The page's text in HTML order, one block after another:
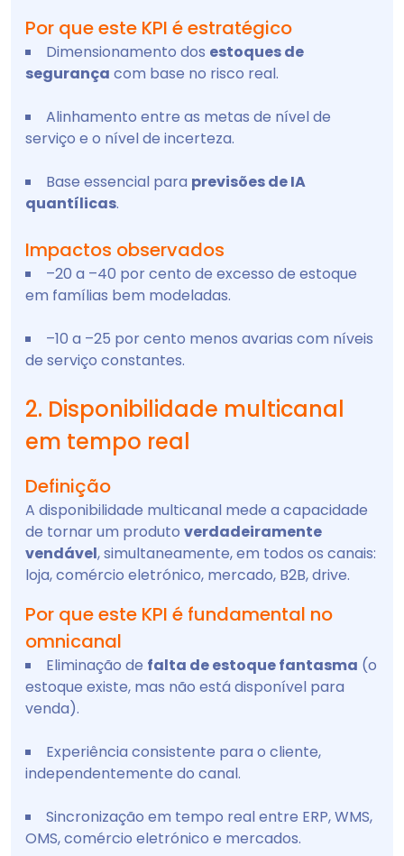
Por que este KPI é estratégico
Dimensionamento dos estoques de
segurança com base no risco real.
Alinhamento entre as metas de nível de
serviço e o nível de incerteza.
Base essencial para previsões de IA
quantílicas.
Impactos observados
–20 a –40 por cento de excesso de estoque
em famílias bem modeladas.
–10 a –25 por cento menos avarias com níveis
de serviço constantes.
2. Disponibilidade multicanal
em tempo real
Definição
A disponibilidade multicanal mede a capacidade
de tornar um produto verdadeiramente
vendável, simultaneamente, em todos os canais:
loja, comércio eletrónico, mercado, B2B, drive.
Por que este KPI é fundamental no
omnicanal
Eliminação de falta de estoque fantasma (o
estoque existe, mas não está disponível para
venda).
Experiência consistente para o cliente,
independentemente do canal.
Sincronização em tempo real entre ERP, WMS,
OMS, comércio eletrónico e mercados.